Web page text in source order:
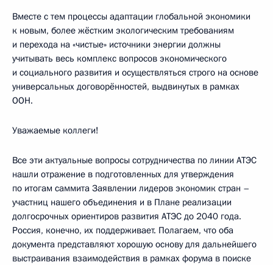
Вместе с тем процессы адаптации глобальной экономики
к новым, более жёстким экологическим требованиям
и перехода на «чистые» источники энергии должны
учитывать весь комплекс вопросов экономического
и социального развития и осуществляться строго на основе
универсальных договорённостей, выдвинутых в рамках
ООН.
Уважаемые коллеги!
Все эти актуальные вопросы сотрудничества по линии АТЭС
нашли отражение в подготовленных для утверждения
по итогам саммита Заявлении лидеров экономик стран –
участниц нашего объединения и в Плане реализации
долгосрочных ориентиров развития АТЭС до 2040 года.
Россия, конечно, их поддерживает. Полагаем, что оба
документа представляют хорошую основу для дальнейшего
выстраивания взаимодействия в рамках форума в поиске